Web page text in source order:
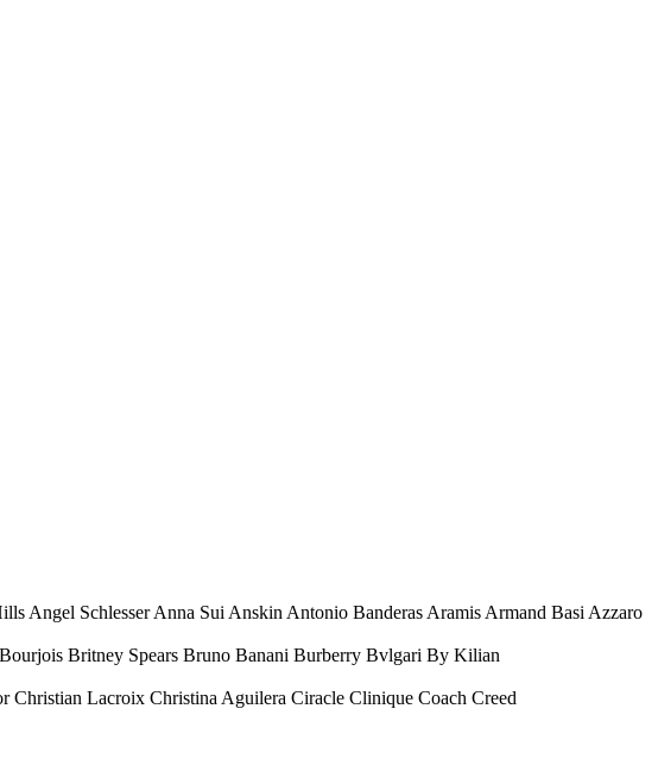
Angel Schlesser Anna Sui Anskin Antonio Banderas Aramis Armand Basi Azzaro
Britney Spears Bruno Banani Burberry Bvlgari By Kilian
Lacroix Christina Aguilera Ciracle Clinique Coach Creed